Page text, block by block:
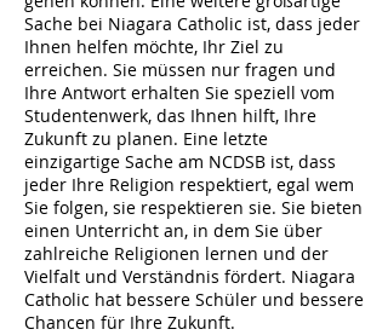
Sache bei Niagara Catholic ist, dass jeder
Ihnen helfen möchte, Ihr Ziel zu
erreichen. Sie müssen nur fragen und
Ihre Antwort erhalten Sie speziell vom
Studentenwerk, das Ihnen hilft, Ihre
Zukunft zu planen. Eine letzte
einzigartige Sache am NCDSB ist, dass
jeder Ihre Religion respektiert, egal wem
Sie folgen, sie respektieren sie. Sie bieten
einen Unterricht an, in dem Sie über
zahlreiche Religionen lernen und der
Vielfalt und Verständnis fördert. Niagara
Catholic hat bessere Schüler und bessere
Chancen für Ihre Zukunft.